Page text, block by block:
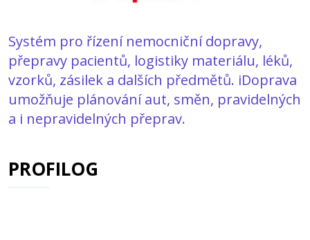
Systém pro řízení nemocniční dopravy,
přepravy pacientů, logistiky materiálu, léků,
vzorků, zásilek a dalších předmětů. iDoprava
umožňuje plánování aut, směn, pravidelných
a i nepravidelných přeprav.
PROFILOG